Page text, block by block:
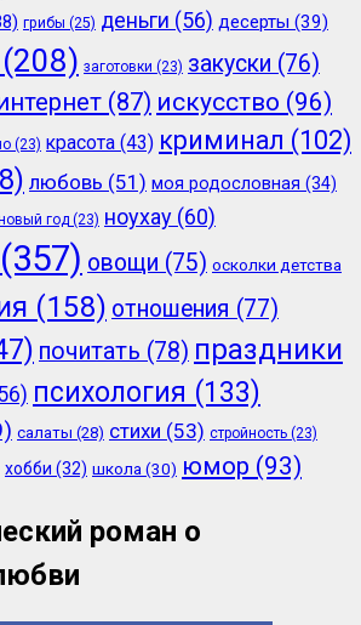
грибы (25) деньги (56) десерты (39)
(208) заготовки (23) закуски (76)
(87) искусство (96)
(23) красота (43) криминал (102)
любовь (51) моя родословная (34)
год (23) ноухау (60)
(357) овощи (75) осколки детства
(158) отношения (77)
почитать (78) праздники
психология (133)
салаты (28) стихи (53) стройность (23)
хобби (32) школа (30) юмор (93)
роман о